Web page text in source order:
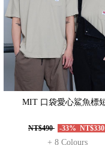
MIT 口袋愛心鯊魚標
NT$490 -33% NT$330
+ 8 Colours